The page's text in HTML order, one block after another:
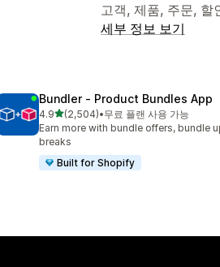
고객, 제품, 주문,
세부 정보 보기
Bundler ‑ Product Bundles App
4.9별 5개 중
(2,504)
총 리뷰 2504개
•무료 플랜 사용 가능
Earn more with bundle offers, bundle
breaks
Built for Shopify